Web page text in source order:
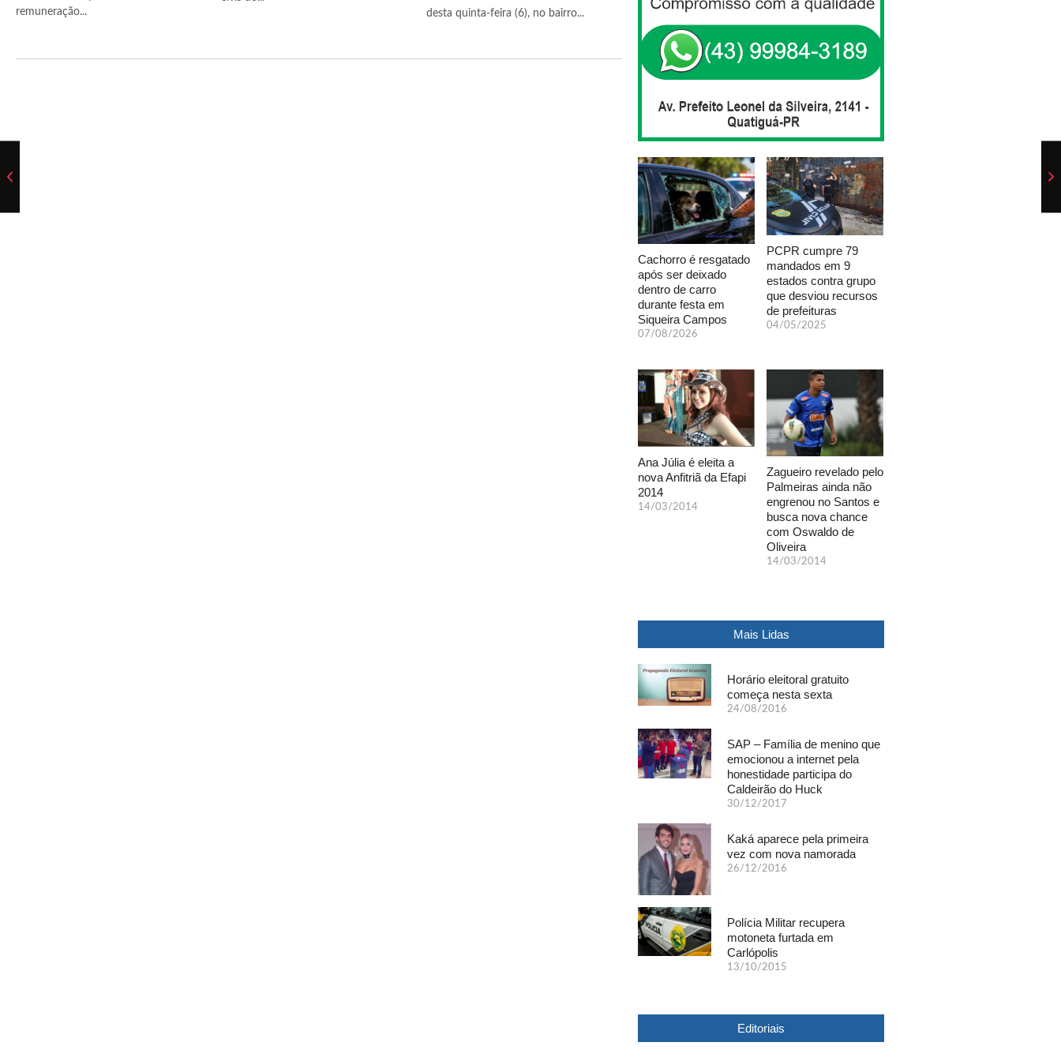
remuneração...
desta quinta-feira (6), no bairro...
Cachorro é resgatado
após ser deixado
dentro de carro
durante festa em
Siqueira Campos
07/08/2026
PCPR cumpre 79
mandados em 9
estados contra grupo
que desviou recursos
de prefeituras
04/05/2025
Ana Júlia é eleita a
nova Anfitriã da Efapi
2014
14/03/2014
Zagueiro revelado pelo
Palmeiras ainda não
engrenou no Santos e
busca nova chance
com Oswaldo de
Oliveira
14/03/2014
Mais Lidas
Horário eleitoral gratuito
começa nesta sexta
24/08/2016
SAP – Família de menino que
emocionou a internet pela
honestidade participa do
Caldeirão do Huck
30/12/2017
Kaká aparece pela primeira
vez com nova namorada
26/12/2016
Polícia Militar recupera
motoneta furtada em
Carlópolis
13/10/2015
Editoriais